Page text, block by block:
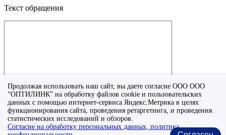
Продолжая использовать наш сайт, вы даете согласие ООО ООО
“ОПТИЛИНК” на обработку файлов cookie и пользовательских
данных с помощью интернет-сервиса Яндекс.Метрика в целях
функционирования сайта, проведения ретаргетинга, и проведения
статистических исследований и обзоров.
Согласие на обработку персональных данных, политика
Текст обращения
Я принимаю условияполитики конфиденциальности.
Отправить